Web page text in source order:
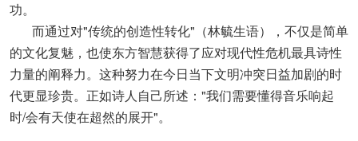
功。
而通过对"传统的创造性转化"（林毓生语），不仅是简单
的文化复魅，也使东方智慧获得了应对现代性危机最具诗性
力量的阐释力。这种努力在今日当下文明冲突日益加剧的时
代更显珍贵。正如诗人自己所述："我们需要懂得音乐响起
时/会有天使在超然的展开"。